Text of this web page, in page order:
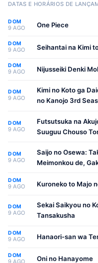
DATAS E HORÁRIOS DE
DOM
9 AGO One Piece
DOM
9 AGO Seihantai na Kimi
DOM
9 AGO Nijusseiki Denki
DOM
9 AGO
Kimi no Koto ga
no Kanojo 3rd
DOM
9 AGO
Futsutsuka na
Suuguu Chouso
DOM
9 AGO
Saijo no Osewa:
Meimonkou de,
Osewa suru Koto
DOM
9 AGO Kuroneko to Majo
DOM
9 AGO
Sekai Saikyou no
Tansakusha
DOM
9 AGO Hanaori-san wa
DOM
9 AGO Oni no Hanayome